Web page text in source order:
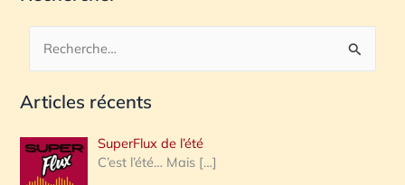
c
e
Articles récents
SuperFlux de l’été
C’est l’été… Mais […]